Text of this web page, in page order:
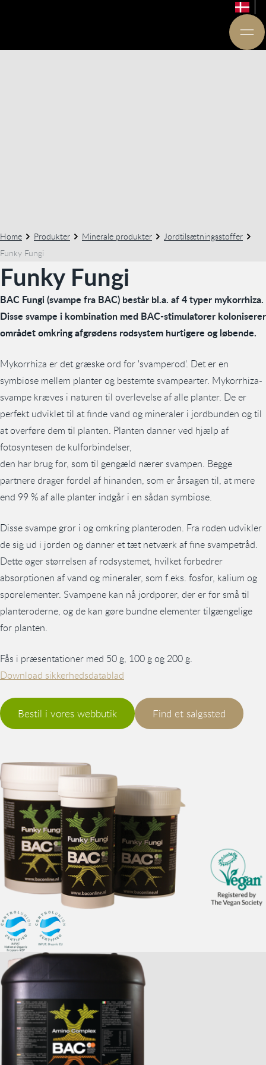
Home Produkter Minerale produkter
Jordtilsætningsstoffer
Funky Fungi
Funky Fungi
BAC Fungi (svampe fra BAC) består bl.a. af 4 typer mykorrhiza.
Disse svampe i kombination med BAC-stimulatorer koloniserer
området omkring afgrødens rodsystem hurtigere og løbende.
Mykorrhiza er det græske ord for 'svamperod'. Det er en
symbiose mellem planter og bestemte svampearter. Mykorrhiza-
svampe kræves i naturen til overlevelse af alle planter. De er
perfekt udviklet til at finde vand og mineraler i jordbunden og til
at overføre dem til planten. Planten danner ved hjælp af
fotosyntesen de kulforbindelser,
den har brug for, som til gengæld nærer svampen. Begge
partnere drager fordel af hinanden, som er årsagen til, at mere
end 99 % af alle planter indgår i en sådan symbiose.
Disse svampe gror i og omkring planteroden. Fra roden udvikler
de sig ud i jorden og danner et tæt netværk af fine svampetråd.
Dette øger størrelsen af rodsystemet, hvilket forbedrer
absorptionen af vand og mineraler, som f.eks. fosfor, kalium og
sporelementer. Svampene kan nå jordporer, der er for små til
planteroderne, og de kan gøre bundne elementer tilgængelige
for planten.
Fås i præsentationer med 50 g, 100 g og 200 g.
Download sikkerhedsdatablad
Bestil i vores webbutik Find et salgssted